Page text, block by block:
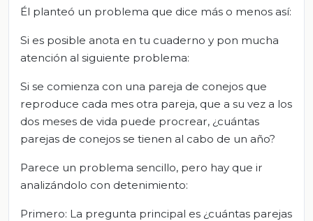
Él planteó un problema que dice más o menos así:
Si es posible anota en tu cuaderno y pon mucha
atención al siguiente problema:
Si se comienza con una pareja de conejos que
reproduce cada mes otra pareja, que a su vez a los
dos meses de vida puede procrear, ¿cuántas
parejas de conejos se tienen al cabo de un año?
Parece un problema sencillo, pero hay que ir
analizándolo con detenimiento:
Primero: La pregunta principal es ¿cuántas parejas